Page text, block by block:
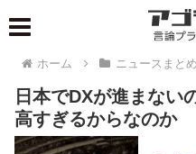
ホーム ニュースまとめ
日本でDXが進まない
高すぎるからなのか